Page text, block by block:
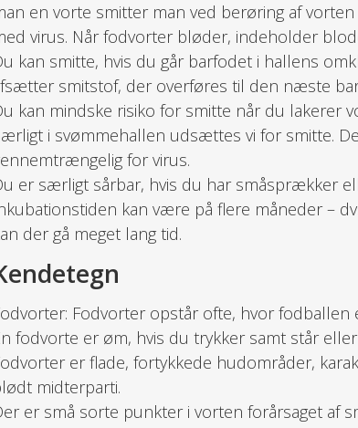
en vorte smitter man ved berøring af
virus. Når fodvorter bløder, indeholder
kan smitte, hvis du går barfodet i hallens
smitstof, der overføres til den næste
kan mindske risiko for smitte når du lakerer
i svømmehallen udsættes vi for smitte.
for virus.
er særligt sårbar, hvis du har småsprækker
kan være på flere måneder –
der gå meget lang tid.
Fodvorter opstår ofte, hvor fodballen
fodvorte er øm, hvis du trykker samt står
er flade, fortykkede hudområder,
midterparti.
er små sorte punkter i vorten forårsaget af